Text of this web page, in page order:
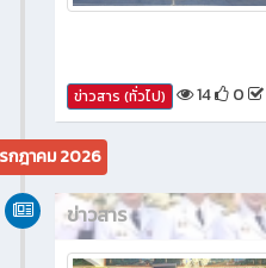
ข่าวสาร (ทั่วไป) 14 0
กรกฎาคม 2026